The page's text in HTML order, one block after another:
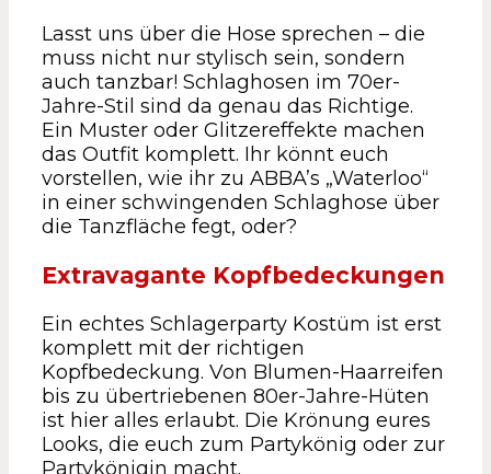
Lasst uns über die Hose sprechen – die
muss nicht nur stylisch sein, sondern
auch tanzbar! Schlaghosen im 70er-
Jahre-Stil sind da genau das Richtige.
Ein Muster oder Glitzereffekte machen
das Outfit komplett. Ihr könnt euch
vorstellen, wie ihr zu ABBA’s „Waterloo“
in einer schwingenden Schlaghose über
die Tanzfläche fegt, oder?
Extravagante Kopfbedeckungen
Ein echtes Schlagerparty Kostüm ist erst
komplett mit der richtigen
Kopfbedeckung. Von Blumen-Haarreifen
bis zu übertriebenen 80er-Jahre-Hüten
ist hier alles erlaubt. Die Krönung eures
Looks, die euch zum Partykönig oder zur
Partykönigin macht.